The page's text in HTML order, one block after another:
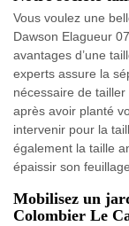
Vous voulez une
Dawson Elagueur
avantages d’une
experts assure la
nécessaire de
après avoir planté
intervenir pour la
également la taille
épaissir son
Mobilisez un
Colombier Le